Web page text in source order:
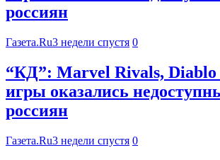
россиян
Газета.Ru3 недели спустя 0
“КД”: Marvel Rivals, Diablo
игры оказались
россиян
Газета.Ru3 недели спустя 0